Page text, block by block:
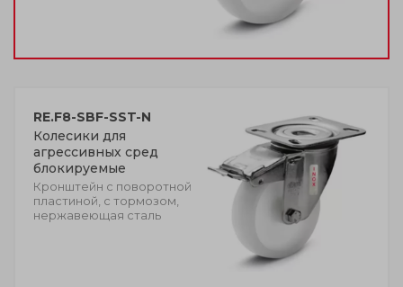
RE.F8-SBF-SST-N
Колесики для
агрессивных сред
блокируемые
Кронштейн с поворотной
пластиной, с тормозом,
нержавеющая сталь